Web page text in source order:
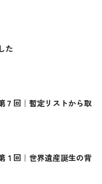
た
７回｜暫定リストから取
１回｜世界遺産誕生の背